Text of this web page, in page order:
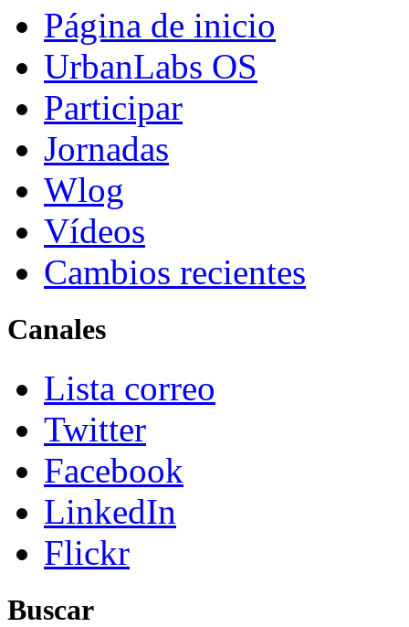
Página de inicio
UrbanLabs OS
Participar
Jornadas
Wlog
Vídeos
Cambios recientes
Canales
Lista correo
Twitter
Facebook
LinkedIn
Flickr
Buscar